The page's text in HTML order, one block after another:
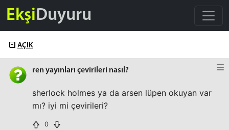
EkşiDuyuru
AÇIK
ren yayınları çevirileri nasıl?
sherlock holmes ya da arsen lüpen okuyan var
mı? iyi mi çevirileri?
0